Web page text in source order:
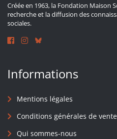
Créée en 1963, la Fondation Maison
recherche et la diffusion des
sociales.
Informations
Mentions légales
Conditions générales de
Qui sommes-nous